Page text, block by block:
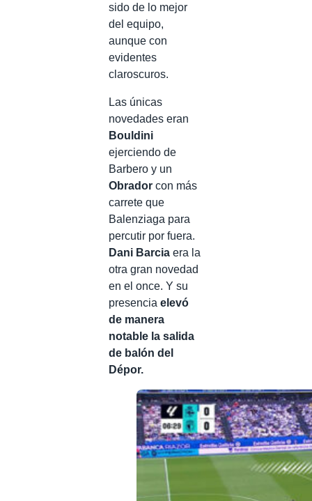
sido de lo mejor
del equipo,
aunque con
evidentes
claroscuros.
Las únicas
novedades eran
Bouldini
ejerciendo de
Barbero y un
Obrador con más
carrete que
Balenziaga para
percutir por fuera.
Dani Barcia era la
otra gran novedad
en el once. Y su
presencia elevó
de manera
notable la salida
de balón del
Dépor.